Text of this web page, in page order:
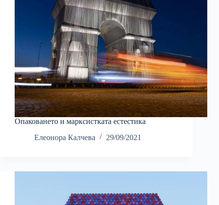
Опаковането и марксистката естестика
Елеонора Калчева
29/09/2021